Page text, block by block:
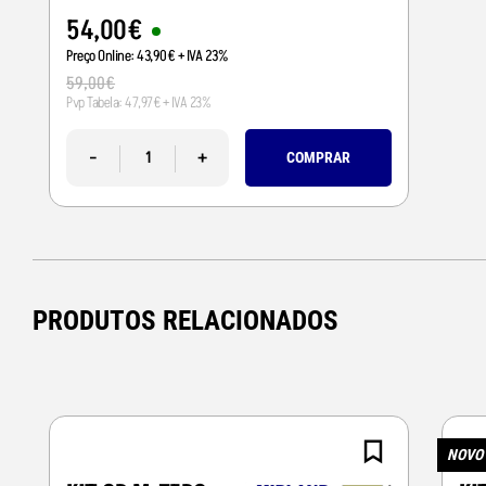
54,00€
Preço Online:43,90€+ IVA 23%
59,00€
Pvp Tabela:47,97€+ IVA 23%
- + COMPRAR
PRODUTOS RELACIONADOS
NOVO